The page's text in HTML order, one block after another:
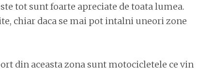
tot sunt foarte apreciate de toata lumea.
chiar daca se mai pot intalni uneori zone
din aceasta zona sunt motocicletele ce vin